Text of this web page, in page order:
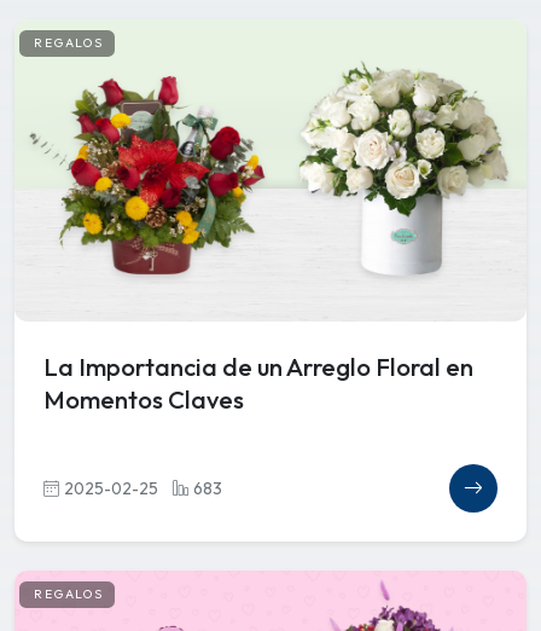
REGALOS
La Importancia de un Arreglo Floral en
Momentos Claves
2025-02-25 683
REGALOS